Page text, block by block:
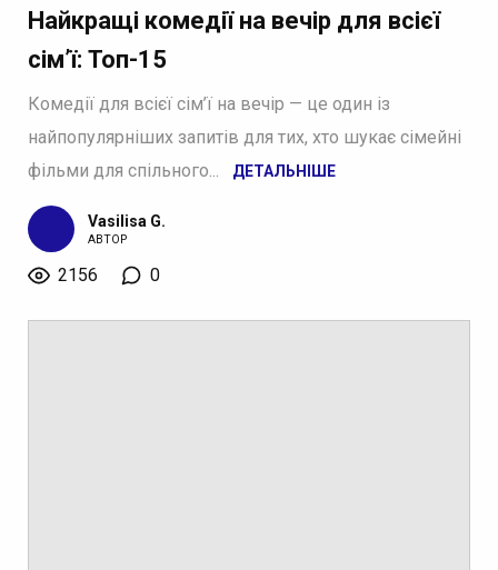
Найкращі комедії на вечір для всієї
сім’ї: Топ-15
Комедії для всієї сім’ї на вечір — це один із
найпопулярніших запитів для тих, хто шукає сімейні
фільми для спільного...
ДЕТАЛЬНІШЕ
Vasilisa G.
АВТОР
2156 0